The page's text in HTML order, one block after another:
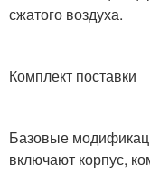
сжатого воздуха.
Комплект поставки
Базовые
включают корпус,